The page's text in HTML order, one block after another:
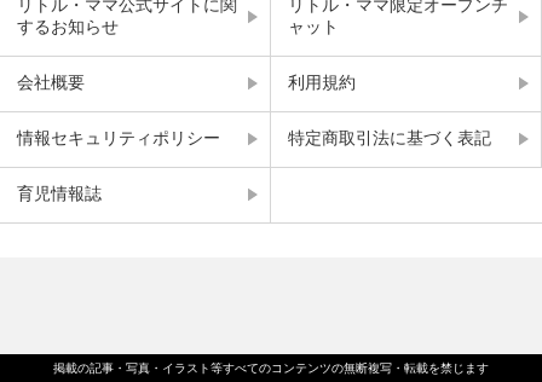
リトル・ママ公式サイトに関
するお知らせ
リトル・ママ限定オープンチ
ャット
会社概要 利用規約
情報セキュリティポリシー 特定商取引法に基づく表記
育児情報誌
掲載の記事・写真・イラスト等すべてのコンテンツの無断複写・転載を禁じます